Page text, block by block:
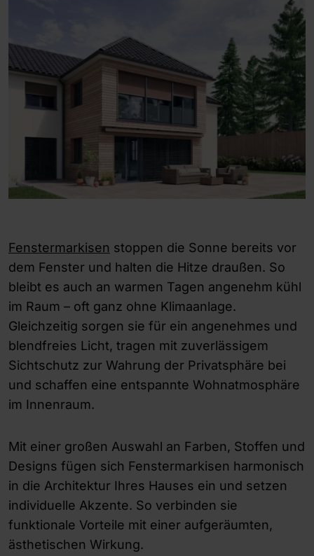
Fenstermarkisen stoppen die Sonne bereits vor
dem Fenster und halten die Hitze draußen. So
bleibt es auch an warmen Tagen angenehm kühl
im Raum – oft ganz ohne Klimaanlage.
Gleichzeitig sorgen sie für ein angenehmes und
blendfreies Licht, tragen mit zuverlässigem
Sichtschutz zur Wahrung der Privatsphäre bei
und schaffen eine entspannte Wohnatmosphäre
im Innenraum.
Mit einer großen Auswahl an Farben, Stoffen und
Designs fügen sich Fenstermarkisen harmonisch
in die Architektur Ihres Hauses ein und setzen
individuelle Akzente. So verbinden sie
funktionale Vorteile mit einer aufgeräumten,
ästhetischen Wirkung.